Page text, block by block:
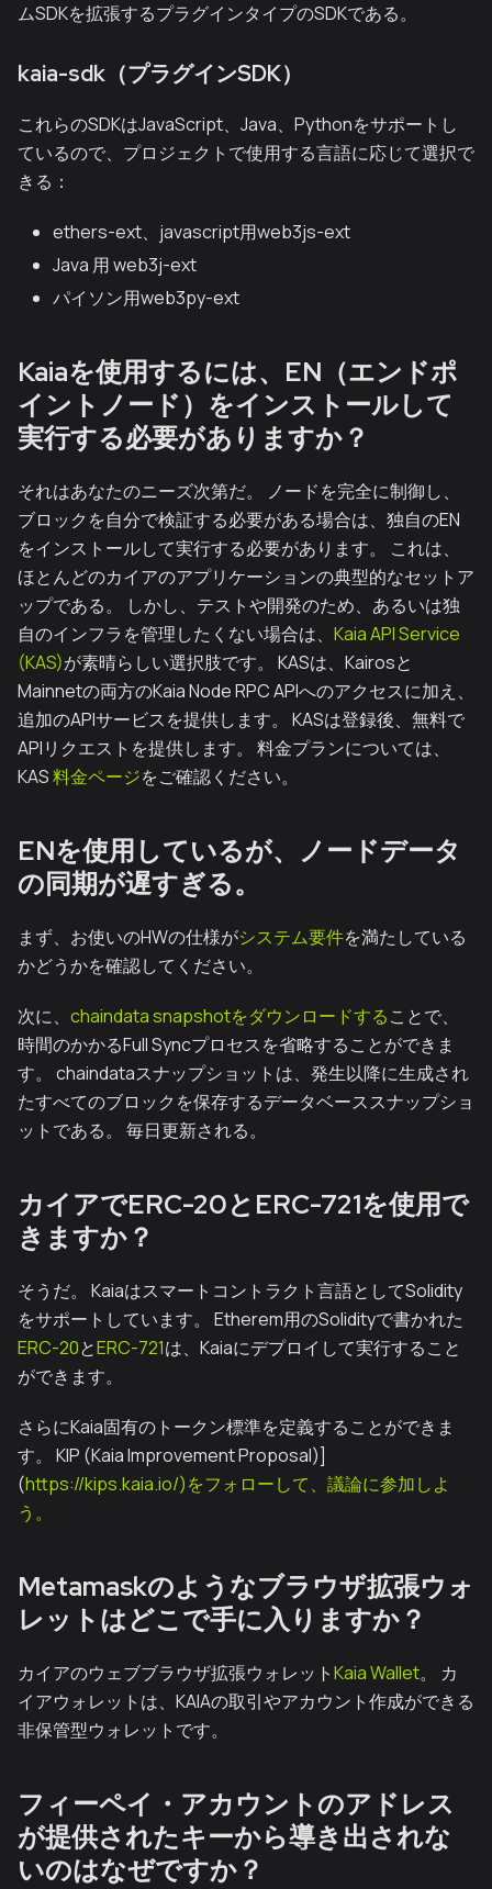
ムSDKを拡張するプラグインタイプのSDKである。
kaia-sdk（プラグインSDK）
これらのSDKはJavaScript、Java、Pythonをサポートし
ているので、プロジェクトで使用する言語に応じて選択で
きる：
ethers-ext、javascript用web3js-ext
Java 用 web3j-ext
パイソン用web3py-ext
Kaiaを使用するには、EN（エンドポ
イントノード）をインストールして
実行する必要がありますか？
それはあなたのニーズ次第だ。 ノードを完全に制御し、
ブロックを自分で検証する必要がある場合は、独自のEN
をインストールして実行する必要があります。 これは、
ほとんどのカイアのアプリケーションの典型的なセットア
ップである。 しかし、テストや開発のため、あるいは独
自のインフラを管理したくない場合は、 Kaia API Service
(KAS)が素晴らしい選択肢です。 KASは、Kairosと
Mainnetの両方のKaia Node RPC APIへのアクセスに加え、
追加のAPIサービスを提供します。 KASは登録後、無料で
APIリクエストを提供します。 料金プランについては、
KAS料金ページをご確認ください。
ENを使用しているが、ノードデータ
の同期が遅すぎる。
まず、お使いのHWの仕様がシステム要件を満たしている
かどうかを確認してください。
次に、 chaindata snapshotをダウンロードすることで、
時間のかかるFull Syncプロセスを省略することができま
す。 chaindataスナップショットは、発生以降に生成され
たすべてのブロックを保存するデータベーススナップショ
ットである。 毎日更新される。
カイアでERC-20とERC-721を使用で
きますか？
そうだ。 Kaiaはスマートコントラクト言語としてSolidity
をサポートしています。 Etherem用のSolidityで書かれた
ERC-20とERC-721は、Kaiaにデプロイして実行すること
ができます。
さらにKaia固有のトークン標準を定義することができま
す。 KIP (Kaia Improvement Proposal)]
(https://kips.kaia.io/)をフォローして、議論に参加しよ
う。
Metamaskのようなブラウザ拡張ウォ
レットはどこで手に入りますか？
カイアのウェブブラウザ拡張ウォレットKaia Wallet。 カ
イアウォレットは、KAIAの取引やアカウント作成ができる
非保管型ウォレットです。
フィーペイ・アカウントのアドレス
が提供されたキーから導き出されな
いのはなぜですか？